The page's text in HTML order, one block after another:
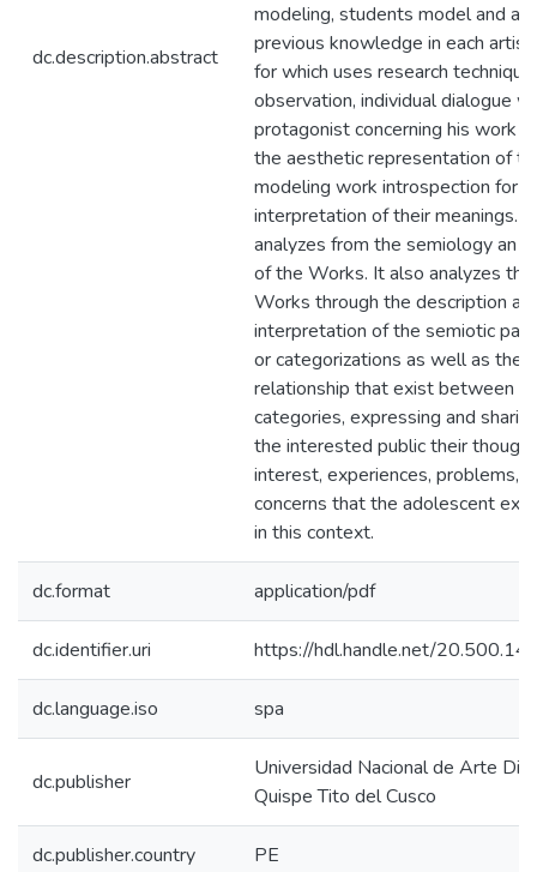
dc.description.abstract
modeling, students model and
previous knowledge in each
for which uses research
observation, individual dialogue
protagonist concerning his work
the aesthetic representation of
modeling work introspection for
interpretation of their meanings. It
analyzes from the semiology an
of the Works. It also analyzes
Works through the description
interpretation of the semiotic
or categorizations as well as the
relationship that exist between
categories, expressing and
the interested public their
interest, experiences, problems,
concerns that the adolescent
in this context.
dc.format application/pdf
dc.identifier.uri https://hdl.handle.net/
dc.language.iso spa
dc.publisher
Universidad Nacional de Arte
Quispe Tito del Cusco
dc.publisher.country PE